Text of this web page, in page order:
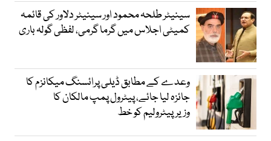
سینیٹر طلحہ محمود اور سینیٹر دلاور کی قائمہ
کمیٹی اجلاس میں گرما گرمی، لفظی گولہ باری
وعدے کے مطابق ڈیلی پرائسنگ میکانزم کا
جائزہ لیا جائے، پیٹرول پمپ مالکان کا
وزیرپیٹرولیم کو خط